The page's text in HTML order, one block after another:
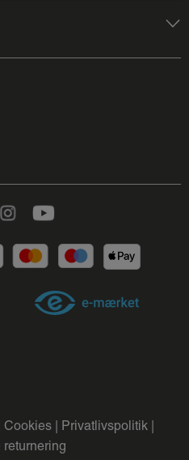
InstagramYoutube
Cookies | Privatlivspolitik |
returnering